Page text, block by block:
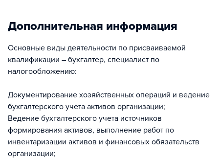
Дополнительная информация
Основные виды деятельности по присваиваемой
квалификации – бухгалтер, специалист по
налогообложению:
Документирование хозяйственных операций и ведение
бухгалтерского учета активов организации;
Ведение бухгалтерского учета источников
формирования активов, выполнение работ по
инвентаризации активов и финансовых обязательств
организации;